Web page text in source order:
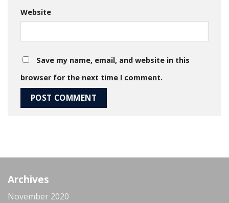
Website
Save my name, email, and website in this
browser for the next time I comment.
Archives
November 2020